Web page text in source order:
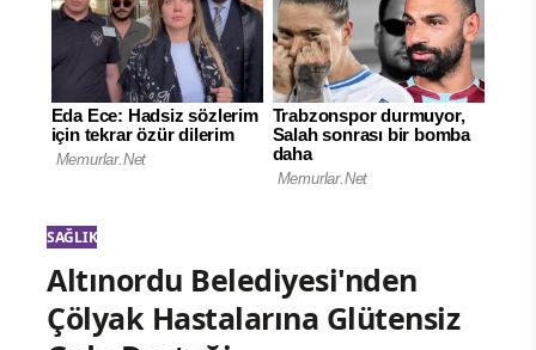
SAĞLIK
Altınordu Belediyesi'nden
Çölyak Hastalarına Glütensiz